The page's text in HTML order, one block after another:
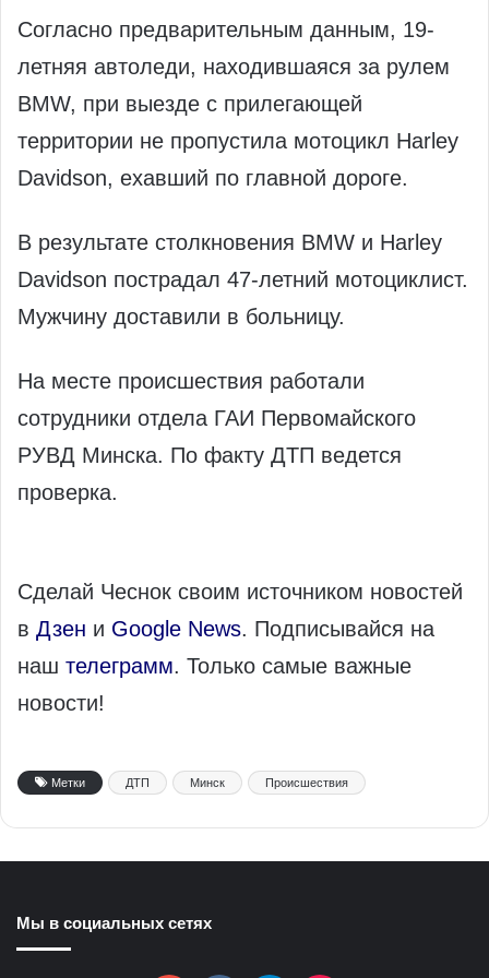
Согласно предварительным данным, 19-
летняя автоледи, находившаяся за рулем
BMW, при выезде с прилегающей
территории не пропустила мотоцикл Harley
Davidson, ехавший по главной дороге.
В результате столкновения BMW и Harley
Davidson пострадал 47-летний мотоциклист.
Мужчину доставили в больницу.
На месте происшествия работали
сотрудники отдела ГАИ Первомайского
РУВД Минска. По факту ДТП ведется
проверка.
Сделай Чеснок своим источником новостей
в Дзен и Google News. Подписывайся на
наш телеграмм. Только самые важные
новости!
Метки ДТП Минск Происшествия
Мы в социальных сетях